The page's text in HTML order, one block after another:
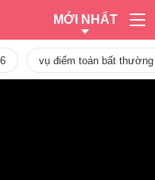
MỚI NHẤT
vụ điểm toán bất